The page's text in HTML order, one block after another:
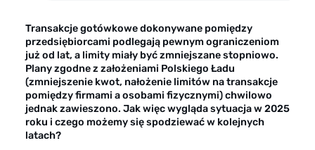
Transakcje gotówkowe dokonywane pomiędzy
przedsiębiorcami podlegają pewnym ograniczeniom
już od lat, a limity miały być zmniejszane stopniowo.
Plany zgodne z założeniami Polskiego Ładu
(zmniejszenie kwot, nałożenie limitów na transakcje
pomiędzy firmami a osobami fizycznymi) chwilowo
jednak zawieszono. Jak więc wygląda sytuacja w 2025
roku i czego możemy się spodziewać w kolejnych
latach?